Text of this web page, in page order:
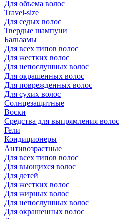
Для объема волос
Travel-size
Для седых волос
Твердые шампуни
Бальзамы
Для всех типов волос
Для жестких волос
Для непослушных волос
Для окрашенных волос
Для поврежденных волос
Для сухих волос
Солнцезащитные
Воски
Средства для выпрямления волос
Гели
Кондиционеры
Антивозрастные
Для всех типов волос
Для вьющихся волос
Для детей
Для жестких волос
Для жирных волос
Для непослушных волос
Для окрашенных волос